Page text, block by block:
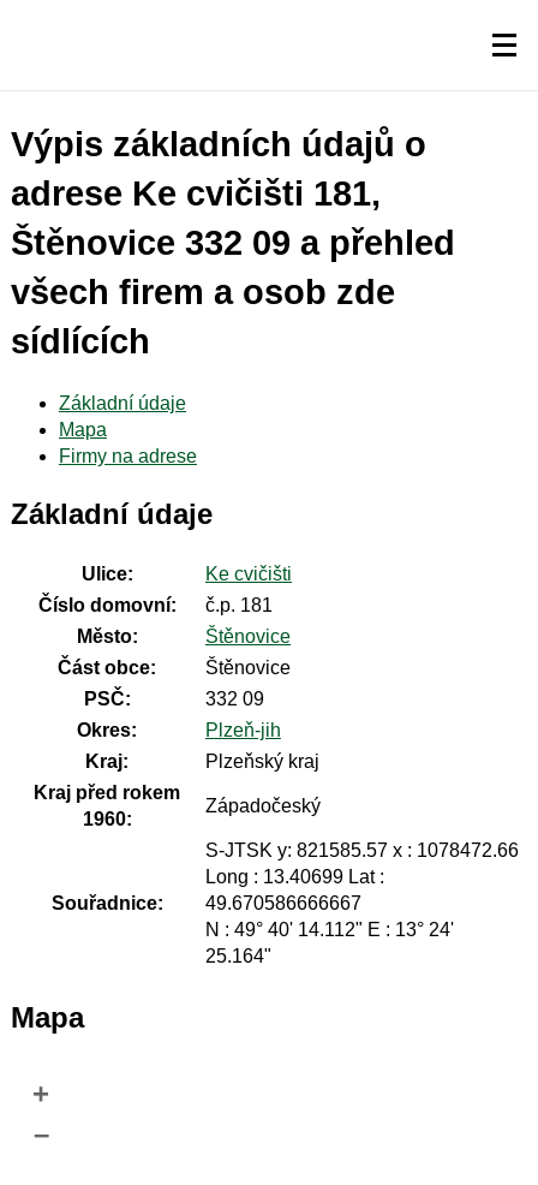
Výpis základních údajů o
adrese Ke cvičišti 181,
Štěnovice 332 09 a přehled
všech firem a osob zde
sídlících
Základní údaje
Mapa
Firmy na adrese
Základní údaje
Ulice:
Ke cvičišti
Číslo domovní:
č.p. 181
Město:
Štěnovice
Část obce:
Štěnovice
PSČ:
332 09
Okres:
Plzeň-jih
Kraj:
Plzeňský kraj
Kraj před rokem
1960:
Západočeský
Souřadnice:
S-JTSK y: 821585.57 x : 1078472.66
Long : 13.40699 Lat :
49.670586666667
N : 49° 40' 14.112" E : 13° 24'
25.164"
Mapa
+
–